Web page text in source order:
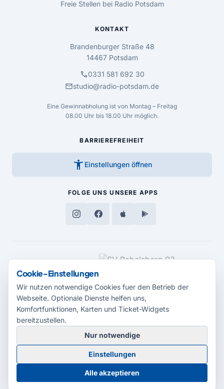
Freie Stellen bei Radio Potsdam
KONTAKT
Brandenburger Straße 48
14467 Potsdam
call0331 581 692 30
mailstudio@radio-potsdam.de
Eine Gewinnabholung ist von Montag – Freitag
08.00 Uhr bis 18.00 Uhr möglich.
BARRIEREFREIHEIT
accessibility_new Einstellungen öffnen
FOLGE UNS UNSERE APPS
MEDIENPARTNER
© 2026 Radio Potsdam. Webseite entwickelt durch dieMedienagentur
Babelsberg
BarrierefreiheitserklärungAGBDatenschutzImpressum
Cookie-Einstellungen
Cookie-Einstellungen
Wir nutzen notwendige Cookies fuer den Betrieb der
Webseite. Optionale Dienste helfen uns,
Komfortfunktionen, Karten und Ticket-Widgets
bereitzustellen.
Nur notwendige
Einstellungen
Alle akzeptieren